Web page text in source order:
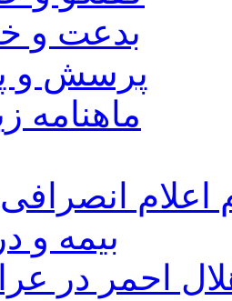
بدعت و
پرسش و
ماهنامه
اعلام انصرافی
بيمه و
احمر در